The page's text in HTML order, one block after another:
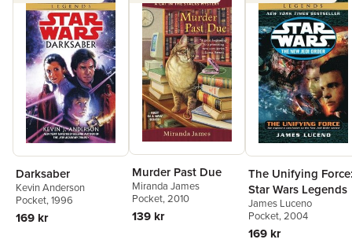
Darksaber
Kevin Anderson
Pocket, 1996
169 kr
Murder Past Due
Miranda James
Pocket, 2010
139 kr
The Unifying
Star Wars Legends
James Luceno
Pocket, 2004
169 kr